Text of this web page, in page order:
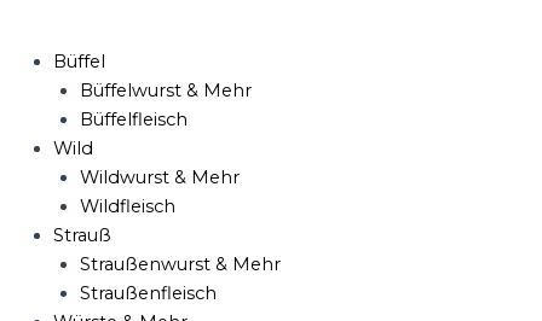
Büffel
Büffelwurst & Mehr
Büffelfleisch
Wild
Wildwurst & Mehr
Wildfleisch
Strauß
Straußenwurst & Mehr
Straußenfleisch